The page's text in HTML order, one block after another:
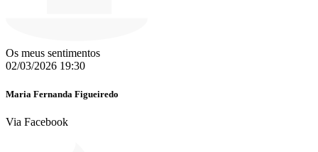
Os meus sentimentos
02/03/2026 19:30
Maria Fernanda Figueiredo
Via Facebook